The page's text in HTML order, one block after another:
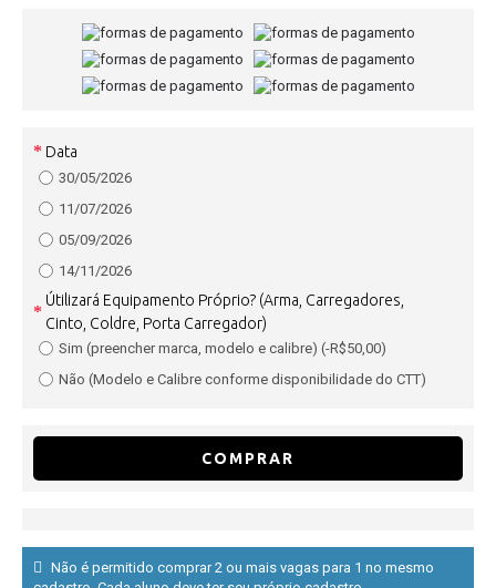
Data
30/05/2026
11/07/2026
05/09/2026
14/11/2026
Útilizará Equipamento Próprio? (Arma, Carregadores,
Cinto, Coldre, Porta Carregador)
Sim (preencher marca, modelo e calibre) (-R$50,00)
Não (Modelo e Calibre conforme disponibilidade do CTT)
COMPRAR
Não é permitido comprar 2 ou mais vagas para 1 no mesmo